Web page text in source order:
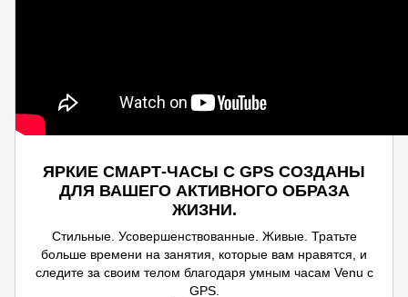
ЯРКИЕ СМАРТ-ЧАСЫ С GPS СОЗДАНЫ
ДЛЯ ВАШЕГО АКТИВНОГО ОБРАЗА
ЖИЗНИ.
Стильные. Усовершенствованные. Живые. Тратьте
больше времени на занятия, которые вам нравятся, и
следите за своим телом благодаря умным часам Venu с
GPS.